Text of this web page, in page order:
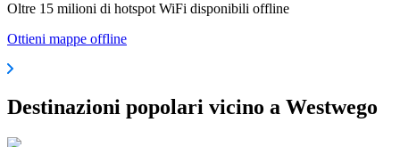
Oltre 15 milioni di hotspot WiFi disponibili offline
Ottieni mappe offline
Destinazioni popolari vicino a Westwego